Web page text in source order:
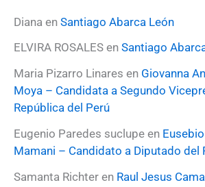
p
r
:
Diana en Santiago Abarca León
ELVIRA ROSALES en Santiago
Maria Pizarro Linares en Giovanna
Moya – Candidata a Segundo
República del Perú
Eugenio Paredes suclupe en
Mamani – Candidato a Diputado del
Samanta Richter en Raul Jesus